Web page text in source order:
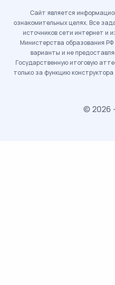
Сайт является
ознакомительных целях. Все
источников сети интернет и
Министерства образования
варианты и не
Государственную итоговую
только за функцию
© 2026